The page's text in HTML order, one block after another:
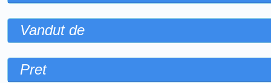
Vandut de
Pret